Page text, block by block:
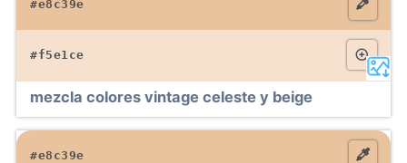
#e8c39e
#f5e1ce
mezcla colores vintage celeste y beige
#e8c39e